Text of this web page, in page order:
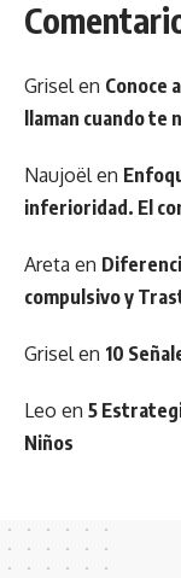
Griselen Conoce
llaman cuando te
Naujoëlen
inferioridad. El
Areta en
compulsivo y
Griselen 10
Leo en 5
Niños